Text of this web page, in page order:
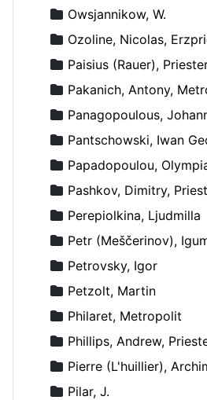
Owsjannikow, W.
Ozoline, Nicolas,
Paisius (Rauer),
Pakanich, Antony,
Panagopoulous,
Pantschowski, Iwan
Papadopoulou,
Pashkov, Dimitry,
Perepiolkina, Ljudmilla
Petr (Meščerinov),
Petrovsky, Igor
Petzolt, Martin
Philaret, Metropolit
Phillips, Andrew,
Pierre (L'huillier),
Pilar, J.